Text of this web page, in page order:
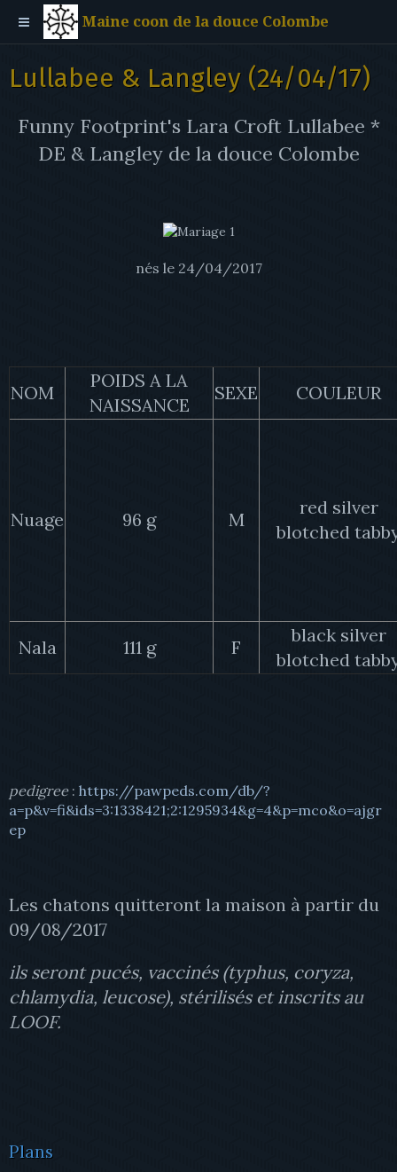
Maine coon de la douce Colombe
Lullabee & Langley (24/04/17)
Funny Footprint's Lara Croft Lullabee *
DE & Langley de la douce Colombe
nés le 24/04/2017
NOM
POIDS A LA
NAISSANCE
SEXE COULEUR
Nuage 96 g M
red silver
blotched
Nala 111 g F
black silver
blotched
pedigree : https://pawpeds.com/db/?
a=p&v=fi&ids=3:1338421;2:1295934&g=4&p=mco&o=ajgr
ep
Les chatons quitteront la maison à partir du
09/08/2017
ils seront pucés, vaccinés (typhus, coryza,
chlamydia, leucose), stérilisés et inscrits au
LOOF.
Plans